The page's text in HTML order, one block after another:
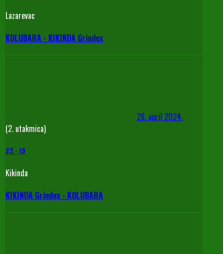
Lazarevac
KOLUBARA - KIKINDA Grindex
28. april 2024.
(2. utakmica)
22 - 19
Kikinda
KIKINDA Grindex - KOLUBARA